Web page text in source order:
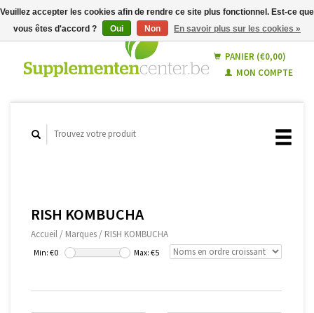
Français
PANIER (€0,00)
MON COMPTE
RISH KOMBUCHA
Accueil / Marques / RISH KOMBUCHA
Min: €0 Max: €5
Veuillez accepter les cookies afin de rendre ce site plus fonctionnel. Est-ce que
vous êtes d'accord ?
Oui Non En savoir plus sur les cookies »